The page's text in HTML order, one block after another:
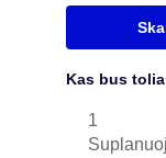
Kas bus
1